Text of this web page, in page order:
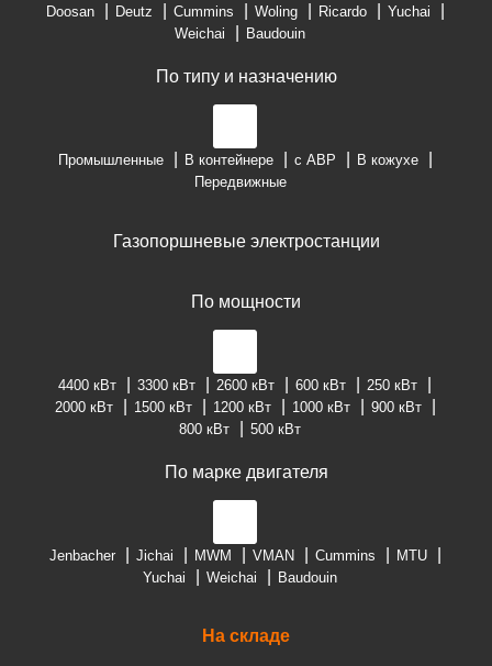
Doosan
Deutz Cummins Woling Ricardo
Yuchai
Weichai
Baudouin
По типу и назначению
Промышленные В контейнере с АВР
В кожухе
Передвижные
Газопоршневые электростанции
По мощности
4400 кВт 3300 кВт 2600 кВт 600 кВт
250 кВт
2000 кВт
1500 кВт 1200 кВт 1000 кВт
900 кВт
800 кВт
500 кВт
По марке двигателя
Jenbacher Jichai MWM VMAN Cummins
MTU
Yuchai
Weichai Baudouin
На складе